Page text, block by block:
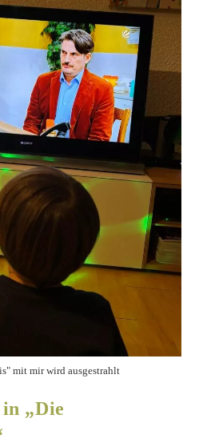
mit mir wird ausgestrahlt
„Die